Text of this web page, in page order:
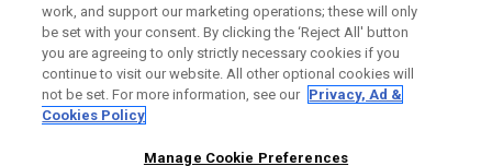
work, and support our marketing operations; these will only
be set with your consent. By clicking the ‘Reject All' button
you are agreeing to only strictly necessary cookies if you
continue to visit our website. All other optional cookies will
not be set. For more information, see our Privacy, Ad &
Cookies Policy
Manage Cookie Preferences